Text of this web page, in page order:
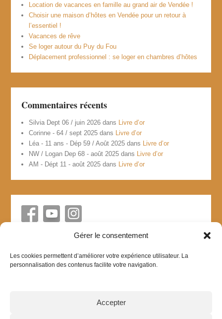
Gérer le consentement
Les cookies permettent d’améliorer votre expérience utilisateur. La
personnalisation des contenus facilite votre navigation.
Accepter
Location de vacances en famille au grand air de Vendée !
Choisir une maison d’hôtes en Vendée pour un retour à
l’essentiel !
Vacances de rêve
Se loger autour du Puy du Fou
Déplacement professionnel : se loger en chambres d’hôtes
Commentaires récents
Silvia Dept 06 / juin 2026 dans Livre d’or
Corinne - 64 / sept 2025 dans Livre d’or
Léa - 11 ans - Dép 59 / Août 2025 dans Livre d’or
NW / Logan Dep 68 - août 2025 dans Livre d’or
AM - Dépt 11 - août 2025 dans Livre d’or